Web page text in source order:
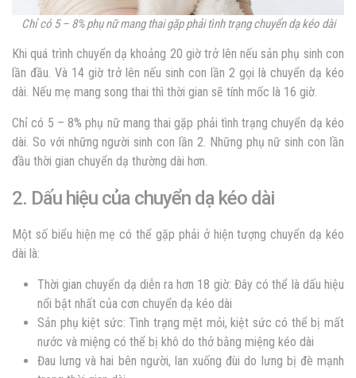
Chỉ có 5 – 8% phụ nữ mang thai gặp phải tình trạng chuyển dạ kéo dài
Khi quá trình chuyển dạ khoảng 20 giờ trở lên nếu sản phụ sinh con
lần đầu. Và 14 giờ trở lên nếu sinh con lần 2 gọi là chuyển dạ kéo
dài. Nếu mẹ mang song thai thì thời gian sẽ tính mốc là 16 giờ.
Chỉ có 5 – 8% phụ nữ mang thai gặp phải tình trạng chuyển dạ kéo
dài. So với những người sinh con lần 2. Những phụ nữ sinh con lần
đầu thời gian chuyển dạ thường dài hơn.
2. Dấu hiệu của chuyển dạ kéo dài
Một số biểu hiện mẹ có thể gặp phải ở hiện tượng chuyển dạ kéo
dài là:
Thời gian chuyển dạ diễn ra hơn 18 giờ: Đây có thể là dấu hiệu
nổi bật nhất của cơn chuyển dạ kéo dài
Sản phụ kiệt sức: Tình trạng mệt mỏi, kiệt sức có thể bị mất
nước và miệng có thể bị khô do thở bằng miệng kéo dài
Đau lưng và hai bên người, lan xuống đùi do lưng bị đè mạnh